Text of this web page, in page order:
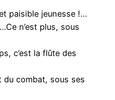
paisible jeunesse !…
n’est plus, sous
c’est la flûte des
du combat, sous ses